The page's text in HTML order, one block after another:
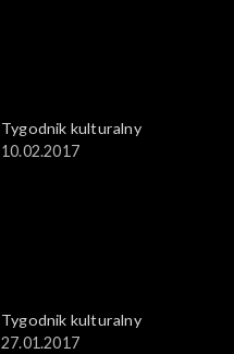
Tygodnik kulturalny
10.02.2017
Tygodnik kulturalny
27.01.2017